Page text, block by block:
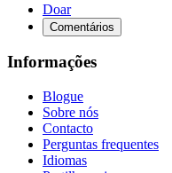
Doar
Comentários
Informações
Blogue
Sobre nós
Contacto
Perguntas frequentes
Idiomas